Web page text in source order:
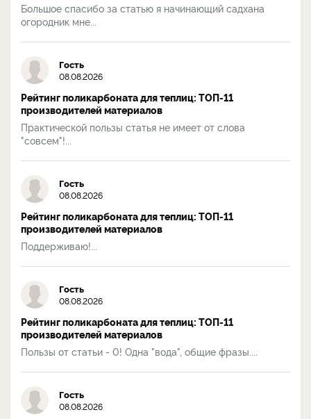
Большое спасибо за статью я начинающий садхана
огородник мне...
Гость
08.08.2026
Рейтинг поликарбоната для теплиц: ТОП-11
производителей материалов
Практической пользы статья не имеет от слова
"совсем"!...
Гость
08.08.2026
Рейтинг поликарбоната для теплиц: ТОП-11
производителей материалов
Поддерживаю!...
Гость
08.08.2026
Рейтинг поликарбоната для теплиц: ТОП-11
производителей материалов
Пользы от статьи - 0! Одна "вода", общие фразы....
Гость
08.08.2026